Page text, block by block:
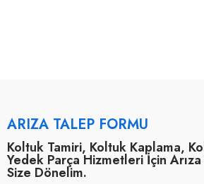
ARIZA TALEP FORMU
Koltuk Tamiri, Koltuk Kaplama,
Yedek Parça Hizmetleri İçin
Size Dönelim.